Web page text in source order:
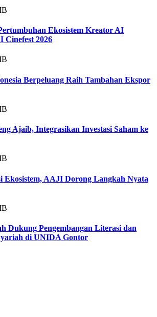
Ekosistem Kreator AI
Cinefest 2026
Berpeluang Raih Tambahan Ekspor
Ajaib, Integrasikan Investasi Saham ke
Ekosistem, AAJI Dorong Langkah Nyata
Dukung Pengembangan Literasi dan
di UNIDA Gontor